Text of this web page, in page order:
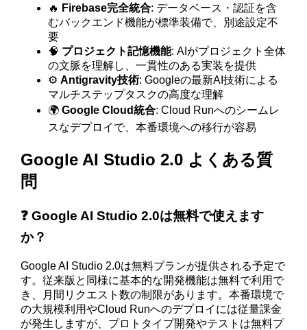
🔥 Firebase完全統合: データベース・認証を含
むバックエンド機能が標準装備で、別途設定不
要
🧠 プロジェクト記憶機能: AIがプロジェクト全体
の文脈を理解し、一貫性のある実装を提供
⚙️Antigravity技術: Googleの最新AI技術による
マルチステップタスクの高度な理解
🌍Google Cloud統合: Cloud Runへのシームレ
スなデプロイで、本番環境への移行が容易
Google AI Studio 2.0 よくある質
問
❓ Google AI Studio 2.0は無料で使えます
か？
Google AI Studio 2.0は無料プランが提供される予定で
す。従来版と同様に基本的な開発機能は無料で利用で
き、月間リクエスト数の制限があります。本番環境で
の大規模利用やCloud Runへのデプロイには従量課金
が発生しますが、プロトタイプ開発やテストは無料プ